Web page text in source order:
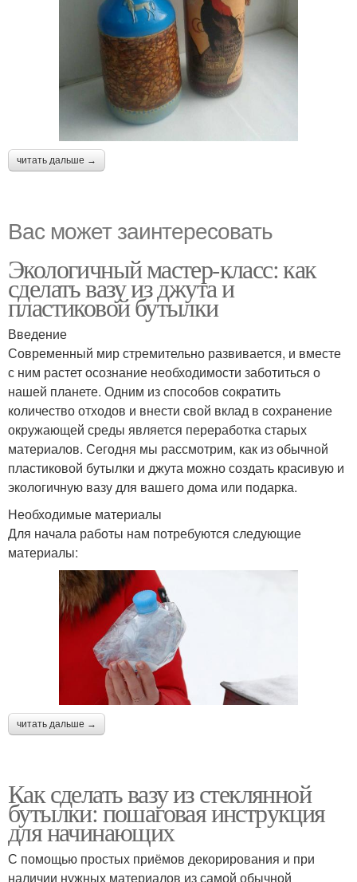
читать дальше →
Вас может заинтересовать
Экологичный мастер-класс: как
сделать вазу из джута и
пластиковой бутылки
Введение
Современный мир стремительно развивается, и вместе
с ним растет осознание необходимости заботиться о
нашей планете. Одним из способов сократить
количество отходов и внести свой вклад в сохранение
окружающей среды является переработка старых
материалов. Сегодня мы рассмотрим, как из обычной
пластиковой бутылки и джута можно создать красивую и
экологичную вазу для вашего дома или подарка.
Необходимые материалы
Для начала работы нам потребуются следующие
материалы:
читать дальше →
Как сделать вазу из стеклянной
бутылки: пошаговая инструкция
для начинающих
С помощью простых приёмов декорирования и при
наличии нужных материалов из самой обычной